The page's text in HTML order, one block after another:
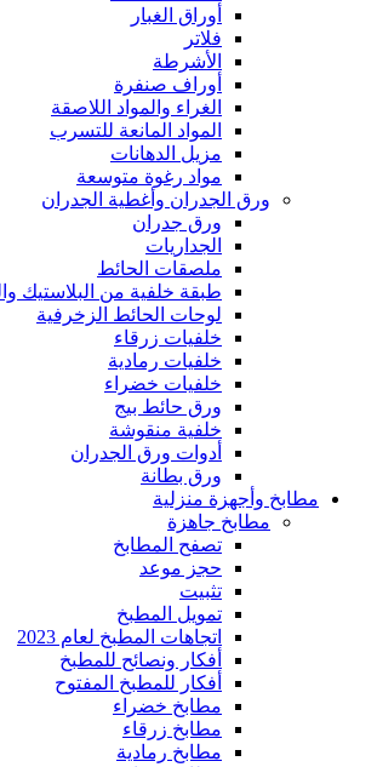
أوراق الغبار
فلاتر
الأشرطة
أوراف صنفرة
الغراء والمواد اللاصقة
المواد المانعة للتسرب
مزيل الدهانات
مواد رغوة متوسعة
ورق الجدران وأغطية الجدران
ورق جدران
الجداريات
ملصقات الحائط
طبقة خلفية من البلاستيك
لوحات الحائط الزخرفية
خلفيات زرقاء
خلفيات رمادية
خلفيات خضراء
ورق حائط بيج
خلفية منقوشة
أدوات ورق الجدران
ورق بطانة
مطابخ وأجهزة منزلية
مطابخ جاهزة
تصفح المطابخ
حجز موعد
تثبيت
تمويل المطبخ
اتجاهات المطبخ لعام 2023
أفكار ونصائح للمطبخ
أفكار للمطبخ المفتوح
مطابخ خضراء
مطابخ زرقاء
مطابخ رمادية